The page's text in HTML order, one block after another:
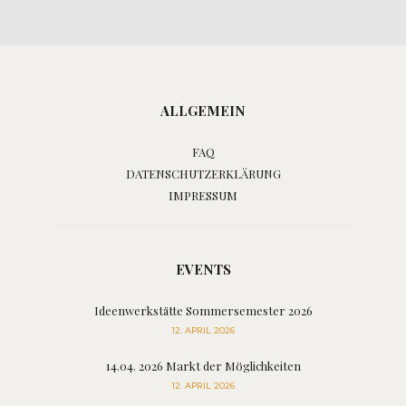
ALLGEMEIN
FAQ
DATENSCHUTZERKLÄRUNG
IMPRESSUM
EVENTS
Ideenwerkstätte Sommersemester 2026
12. APRIL 2026
14.04. 2026 Markt der Möglichkeiten
12. APRIL 2026